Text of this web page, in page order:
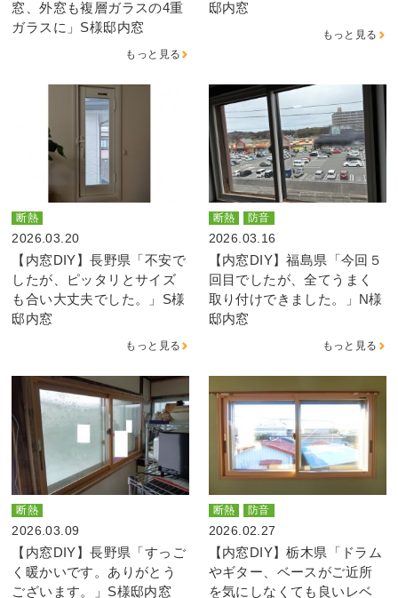
窓、外窓も複層ガラスの4重
ガラスに」S様邸内窓
もっと見る
邸内窓
もっと見る
断熱
2026.03.20
【内窓DIY】長野県「不安で
したが、ピッタリとサイズ
も合い大丈夫でした。」S様
邸内窓
もっと見る
断熱 防音
2026.03.16
【内窓DIY】福島県「今回５
回目でしたが、全てうまく
取り付けできました。」N様
邸内窓
もっと見る
断熱
2026.03.09
【内窓DIY】長野県「すっご
く暖かいです。ありがとう
ございます。」S様邸内窓
断熱 防音
2026.02.27
【内窓DIY】栃木県「ドラム
やギター、ベースがご近所
を気にしなくても良いレベ